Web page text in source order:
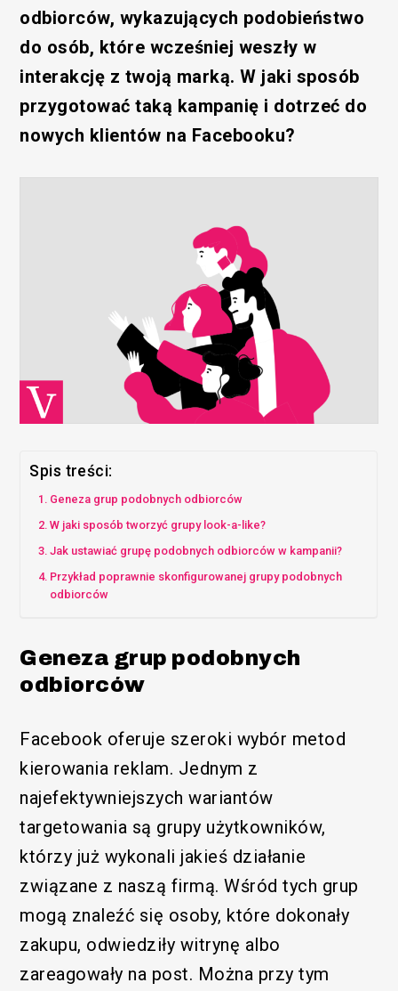
odbiorców, wykazujących podobieństwo
do osób, które wcześniej weszły w
interakcję z twoją marką. W jaki sposób
przygotować taką kampanię i dotrzeć do
nowych klientów na Facebooku?
Spis treści:
Geneza grup podobnych odbiorców
W jaki sposób tworzyć grupy look-a-like?
Jak ustawiać grupę podobnych odbiorców w kampanii?
Przykład poprawnie skonfigurowanej grupy podobnych
odbiorców
Geneza grup podobnych
odbiorców
Facebook oferuje szeroki wybór metod
kierowania reklam. Jednym z
najefektywniejszych wariantów
targetowania są grupy użytkowników,
którzy już wykonali jakieś działanie
związane z naszą firmą. Wśród tych grup
mogą znaleźć się osoby, które dokonały
zakupu, odwiedziły witrynę albo
zareagowały na post. Można przy tym